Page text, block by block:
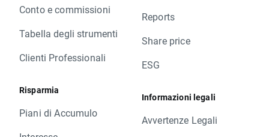
Conto e commissioni
Tabella degli strumenti
Clienti Professionali
Risparmia
Piani di Accumulo
Reports
Share price
ESG
Informazioni legali
Avvertenze Legali